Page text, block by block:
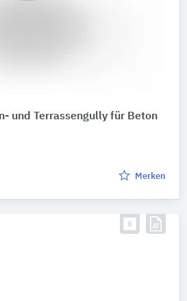
und Terrassengully für Beton
Merken